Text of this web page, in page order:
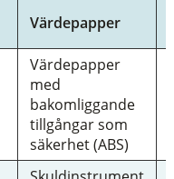
Värdepapper
Värdepapper
med
bakomliggande
tillgångar som
säkerhet (ABS)